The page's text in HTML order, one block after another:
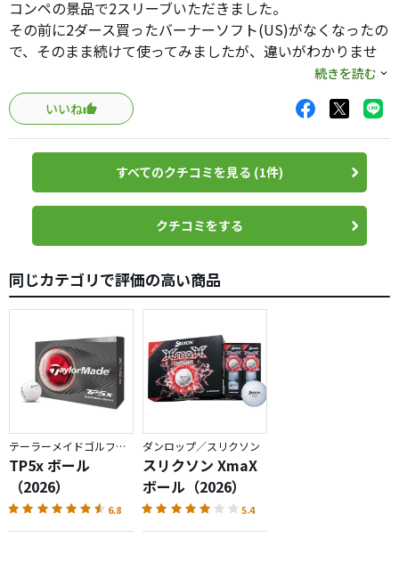
コンペの景品で2スリーブいただきました。
その前に2ダース買ったバーナーソフト(US)がなくなったの
で、そのまま続けて使ってみましたが、違いがわかりませ
このバーナーディスタンスはテーラーメイド直営店やゴル
フ場のショップでも売ってるので、日本仕様なのでしょ
う。
どちらもコンプレッション60と柔らかいボール。飛距離も
普通に出る、ディスタンス系2ピースボールです。
続きを読む
いいね
すべてのクチコミを見る (1件)
クチコミをする
同じカテゴリで評価の高い商品
テーラーメイドゴルフ／TP5
TP5x ボール
（2026）
6.8
ダンロップ／スリクソン
スリクソン XmaX
ボール（2026）
5.4